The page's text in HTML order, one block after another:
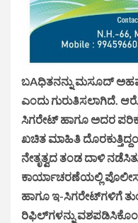
ಬAಧಿತನನ್ನು ಮಸೂದ್
ಎಂದು ಗುರುತಿಸಲಾಗಿದೆ.
ಸಿಗರೇಟ್ ಹಾಗೂ ಅದರ
ಖಚಿತ ಮಾಹಿತಿ
ನೇತೃತ್ವದ ತಂಡ ದಾಳಿ
ಕಾರ್ಯಾಚರಣೆಯಲ್ಲಿ
ಹಾಗೂ ಇ-ಸಿಗರೇಟ್‌ಗಳಿಗೆ
ರಿಫಿಲ್‌ಗಳನ್ನು